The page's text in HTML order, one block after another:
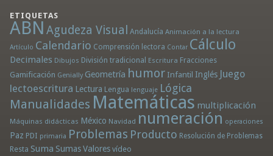
ETIQUETAS
ABN Agudeza Visual Andalucía Animación a la lectura
Artículo Calendario Comprensión lectora Contar Cálculo
Decimales Dibujos División tradicional Escritura Fracciones
Gamificación Genially Geometría humor Infantil Inglés Juego
lectoescritura Lectura Lengua lenguaje Lógica
Manualidades Matemáticas multiplicación
Máquinas didácticas México Navidad numeración operaciones
Paz PDI primaria Problemas Producto Resolución de Problemas
Resta Suma Sumas Valores vídeo